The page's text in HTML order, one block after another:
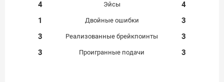
4 Эйсы
4
1
Двойные ошибки
3
3
Реализованные брейкпоинты
3
3
Проигранные подачи 3